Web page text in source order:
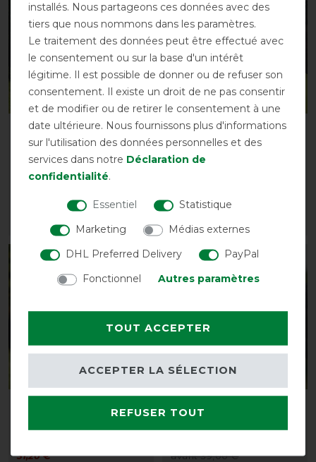
Chemise anti-mouches
Busse Sunshine II
avant 49,00 €
42,60 € *
LISTE DE SOUHAITS
Busse Masque anti-
mouches Twin Fit Flexi
Plus
-13%
31,20 € *
-13%
avant 39,00 €
installés. Nous partageons ces données avec des
tiers que nous nommons dans les paramètres.
Le traitement des données peut être effectué avec
le consentement ou sur la base d'un intérêt
légitime. Il est possible de donner ou de refuser son
consentement. Il existe un droit de ne pas consentir
et de modifier ou de retirer le consentement à une
date ultérieure. Nous fournissons plus d'informations
sur l'utilisation des données personnelles et des
services dans notre Déclaration de
confidentialité.
Essentiel
Statistique
Marketing
Médias externes
DHL Preferred Delivery
PayPal
Fonctionnel
Autres paramètres
TOUT ACCEPTER
REFUSER TOUT
ACCEPTER LA SÉLECTION